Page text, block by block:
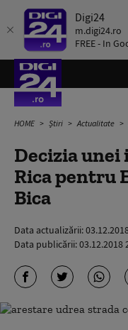
Digi24
m.digi24.ro
FREE - In
HOME Știri Actualitate
Decizia
Rica pentru
Bica
Data actualizării:
Data publicării:03.12.2018